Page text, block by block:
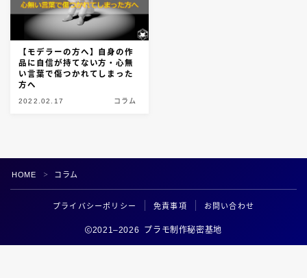
【モデラーの方へ】自身の作
品に自信が持てない方・心無
い言葉で傷つかれてしまった
方へ
2022.02.17 コラム
HOME ＞ コラム
プライバシーポリシー 免責事項 お問い合わせ
2021–2026 プラモ制作秘密基地